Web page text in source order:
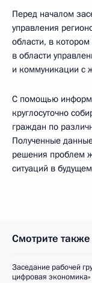
Перед началом
управления
области, в
в области
и коммуникации с
С помощью
круглосуточно
граждан по
Полученные
решения проблем
ситуаций в
Смотрите также
Заседание рабочей
цифровая экономика»